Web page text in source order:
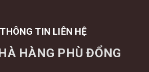
THÔNG TIN LIÊN HỆ
HÀNG PHÙ ĐỔNG